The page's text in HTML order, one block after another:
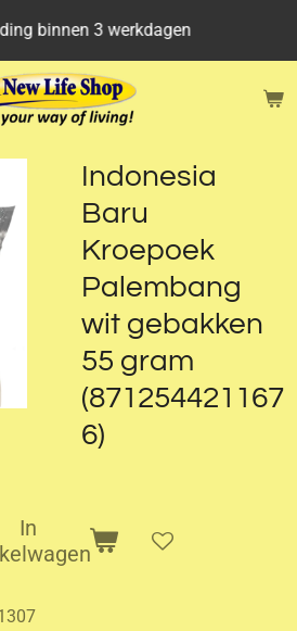
binnen 3 werkdagen
Indonesia
Baru
Kroepoek
Palembang
wit gebakken
55 gram
(871254421167
6)
In